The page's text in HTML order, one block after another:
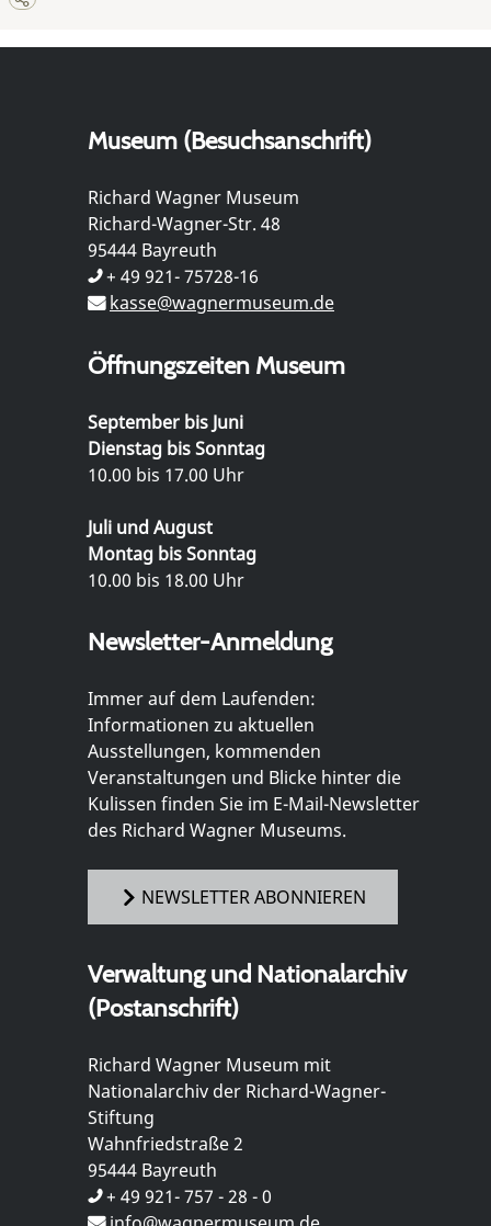
Museum (Besuchsanschrift)
Richard Wagner Museum
Richard-Wagner-Str. 48
95444 Bayreuth
+ 49 921- 75728-16
kasse@wagnermuseum.de
Öffnungszeiten Museum
September bis Juni
Dienstag bis Sonntag
10.00 bis 17.00 Uhr
Juli und August
Montag bis Sonntag
10.00 bis 18.00 Uhr
Newsletter-Anmeldung
Immer auf dem Laufenden:
Informationen zu aktuellen
Ausstellungen, kommenden
Veranstaltungen und Blicke hinter die
Kulissen finden Sie im E-Mail-Newsletter
des Richard Wagner Museums.
NEWSLETTER ABONNIEREN
Verwaltung und Nationalarchiv
(Postanschrift)
Richard Wagner Museum mit
Nationalarchiv der Richard-Wagner-
Stiftung
Wahnfriedstraße 2
95444 Bayreuth
+ 49 921- 757 - 28 - 0